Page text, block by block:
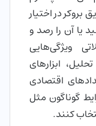
بروکر در اختیار
یا آن را رصد و
ویژگی‌هایی
ابزارهای
اقتصادی
گوناگون مثل
کنند.